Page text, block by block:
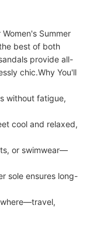
Summer
best of both
provide all-
chic.​​Why You'll
without fatigue,
cool and relaxed,
or swimwear—
sole ensures long-